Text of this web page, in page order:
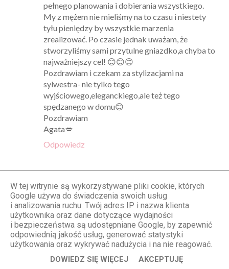
pełnego planowania i dobierania wszystkiego.
My z mężem nie mieliśmy na to czasu i niestety
tyłu pieniędzy by wszystkie marzenia
zrealizować. Po czasie jednak uważam, że
stworzyliśmy sami przytulne gniazdko,a chyba to
najważniejszy cel! 😊😊😊
Pozdrawiam i czekam za stylizacjami na
sylwestra- nie tylko tego
wyjściowego,eleganckiego,ale też tego
spędzanego w domu😊
Pozdrawiam
Agata💋
Odpowiedz
10.12.2016, 16:28
Wyglądają przepysznie! :)
Odpowiedz
11.12.2016, 21:42
W tej witrynie są wykorzystywane pliki cookie, których
Google używa do świadczenia swoich usług
i analizowania ruchu. Twój adres IP i nazwa klienta
użytkownika oraz dane dotyczące wydajności
i bezpieczeństwa są udostępniane Google, by zapewnić
odpowiednią jakość usług, generować statystyki
użytkowania oraz wykrywać nadużycia i na nie reagować.
DOWIEDZ SIĘ WIĘCEJ AKCEPTUJĘ